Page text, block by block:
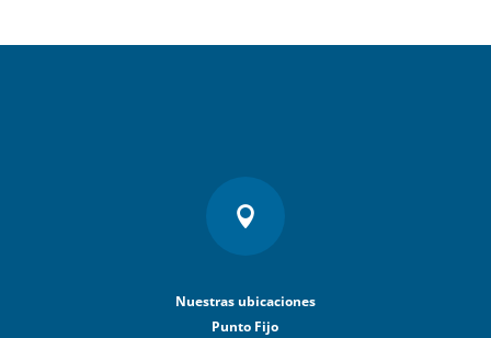

Nuestras ubicaciones
Punto Fijo